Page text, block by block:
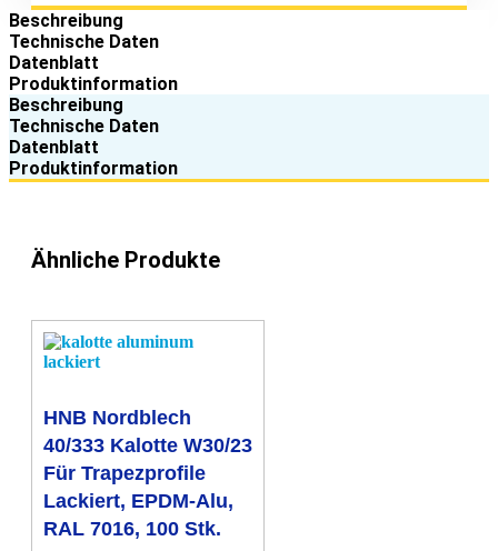
für
Wellprofile
RD24/40,
EPDM-
Aluminium,
blank,
100
Stk.
Menge
Beschreibung
Technische Daten
Datenblatt
Produktinformation
Beschreibung
Technische Daten
Datenblatt
Produktinformation
Ähnliche Produkte
HNB Nordblech
40/333 Kalotte W30/23
Für Trapezprofile
Lackiert, EPDM-Alu,
RAL 7016, 100 Stk.